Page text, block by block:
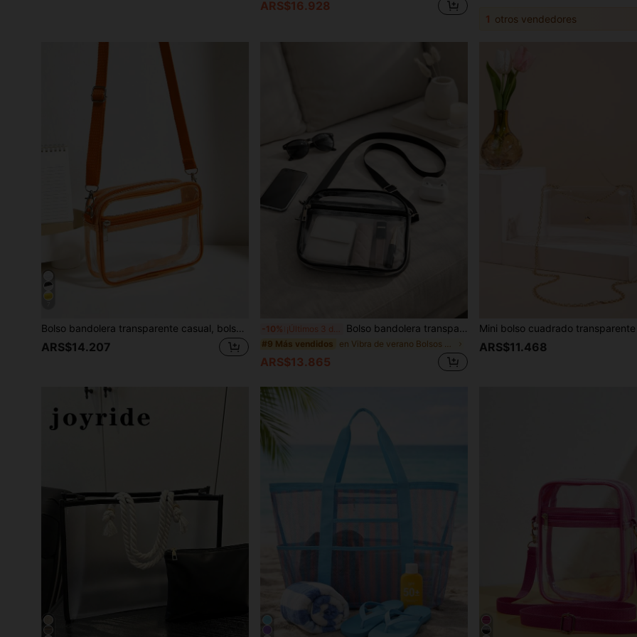
ARS$16.928
1 otros vendedores
Bolso bandolera transparente casual, bolso de hombro con cremallera de moda minimalista de PVC con correa ajustable
ARS$14.207
-10% Bolso bandolera transparente casual para hombres y mujeres, bolso de hombro minimalista de PVC transparente, mini bolso cuadrado para teléfono con correa ajustable, bolso transparente aprobado para estadios para conciertos, eventos deportivos, festivales, viajes y playa
#9 Más vendidos
ARS$13.865
ARS$11.468